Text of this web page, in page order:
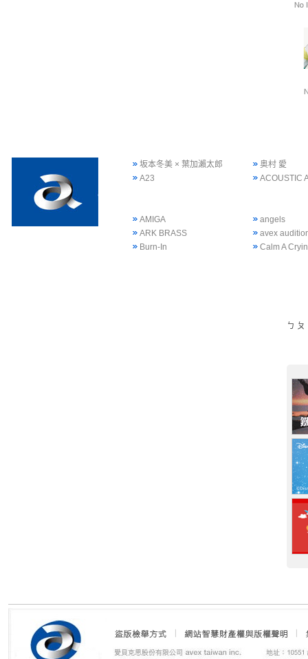
坂本冬美 × 葉加瀨太郎
奥村 愛
A23
ACOUSTIC
AMIGA
angels
ARK BRASS
avex
Burn-In
Calm A
ㄅ ㄆ